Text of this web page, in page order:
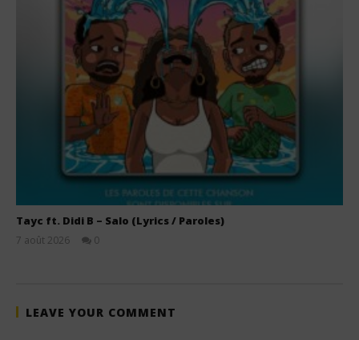
Tayc ft. Didi B – Salo (Lyrics / Paroles)
7 août 2026
0
LEAVE YOUR COMMENT